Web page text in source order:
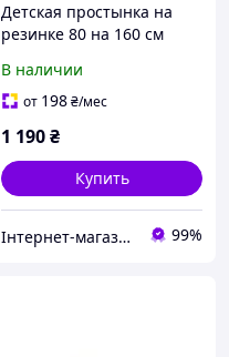
Детская простынка на
резинке 80 на 160 см
8E567476C
В наличии
от 198₴/мес
1 190₴
Купить
Інтернет-магазин SaleX 99%